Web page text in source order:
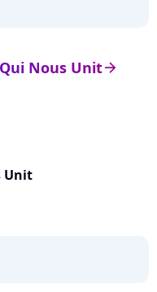
arrow_right
Nous Unit
Unit